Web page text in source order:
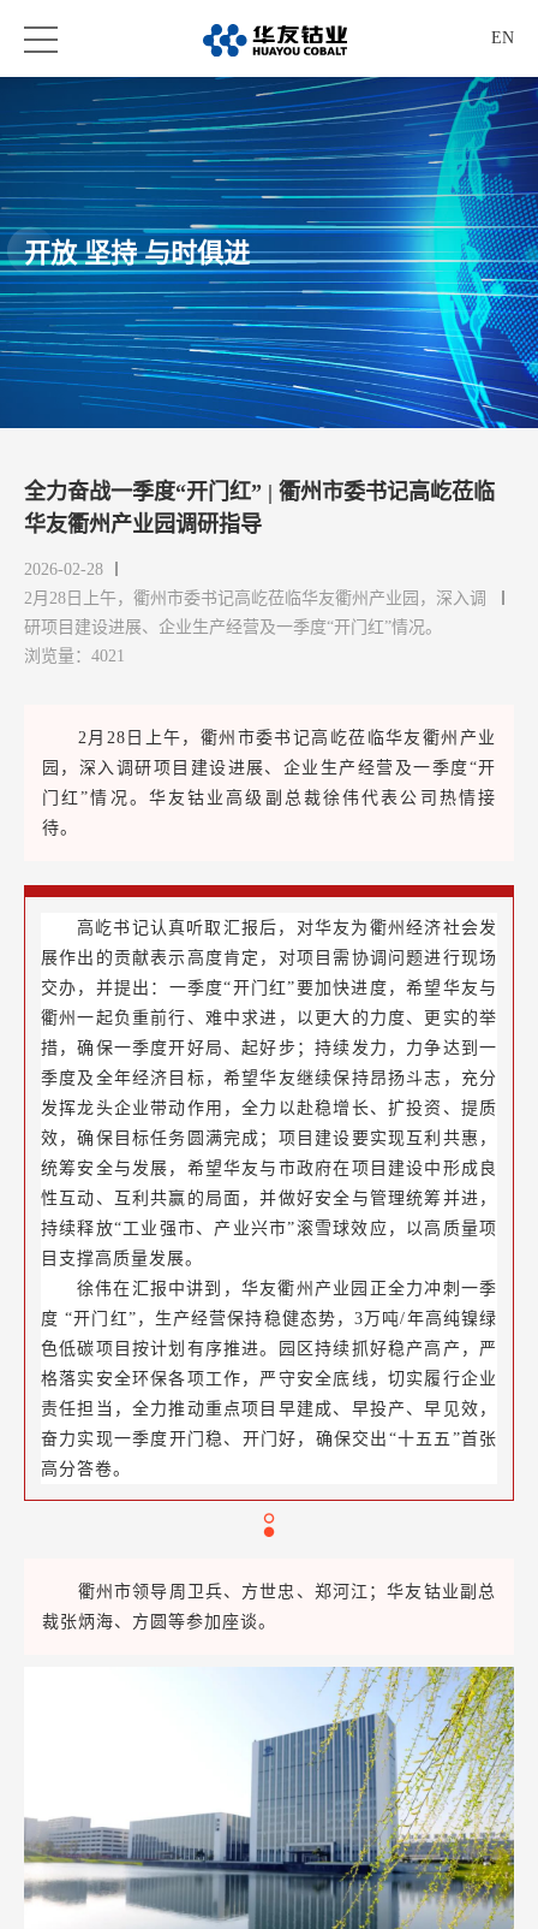
EN
开放 坚持 与时俱进
全力奋战一季度“开门红” | 衢州市委书记高屹莅临
华友衢州产业园调研指导
2026-02-28
2月28日上午，衢州市委书记高屹莅临华友衢州产业园，深入调
研项目建设进展、企业生产经营及一季度“开门红”情况。
浏览量：4021
2月28日上午，衢州市委书记高屹莅临华友衢州产业
园，深入调研项目建设进展、企业生产经营及一季度“开
门红”情况。华友钴业高级副总裁徐伟代表公司热情接
待。
高屹书记认真听取汇报后，对华友为衢州经济社会发
展作出的贡献表示高度肯定，对项目需协调问题进行现场
交办，并提出：一季度“开门红”要加快进度，希望华友与
衢州一起负重前行、难中求进，以更大的力度、更实的举
措，确保一季度开好局、起好步；持续发力，力争达到一
季度及全年经济目标，希望华友继续保持昂扬斗志，充分
发挥龙头企业带动作用，全力以赴稳增长、扩投资、提质
效，确保目标任务圆满完成；项目建设要实现互利共惠，
统筹安全与发展，希望华友与市政府在项目建设中形成良
性互动、互利共赢的局面，并做好安全与管理统筹并进，
持续释放“工业强市、产业兴市”滚雪球效应，以高质量项
目支撑高质量发展。
徐伟在汇报中讲到，华友衢州产业园正全力冲刺一季
度 “开门红”，生产经营保持稳健态势，3万吨/年高纯镍绿
色低碳项目按计划有序推进。园区持续抓好稳产高产，严
格落实安全环保各项工作，严守安全底线，切实履行企业
责任担当，全力推动重点项目早建成、早投产、早见效，
奋力实现一季度开门稳、开门好，确保交出“十五五”首张
高分答卷。
衢州市领导周卫兵、方世忠、郑河江；华友钴业副总
裁张炳海、方圆等参加座谈。